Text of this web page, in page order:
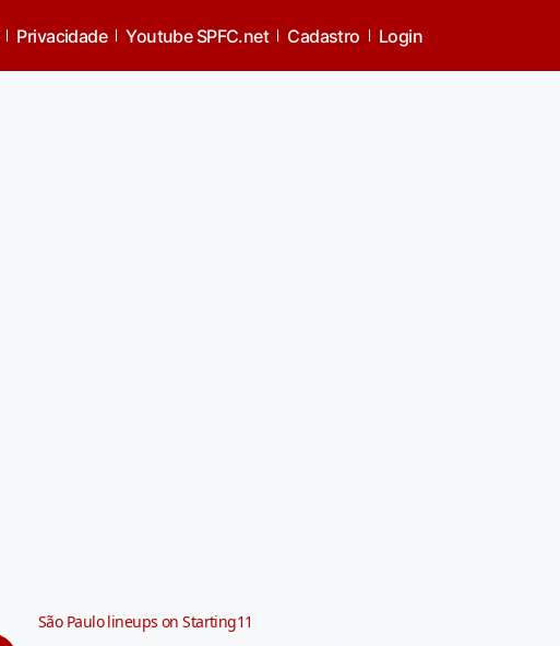
Privacidade Youtube SPFC.net Cadastro Login
São Paulo lineups on Starting11